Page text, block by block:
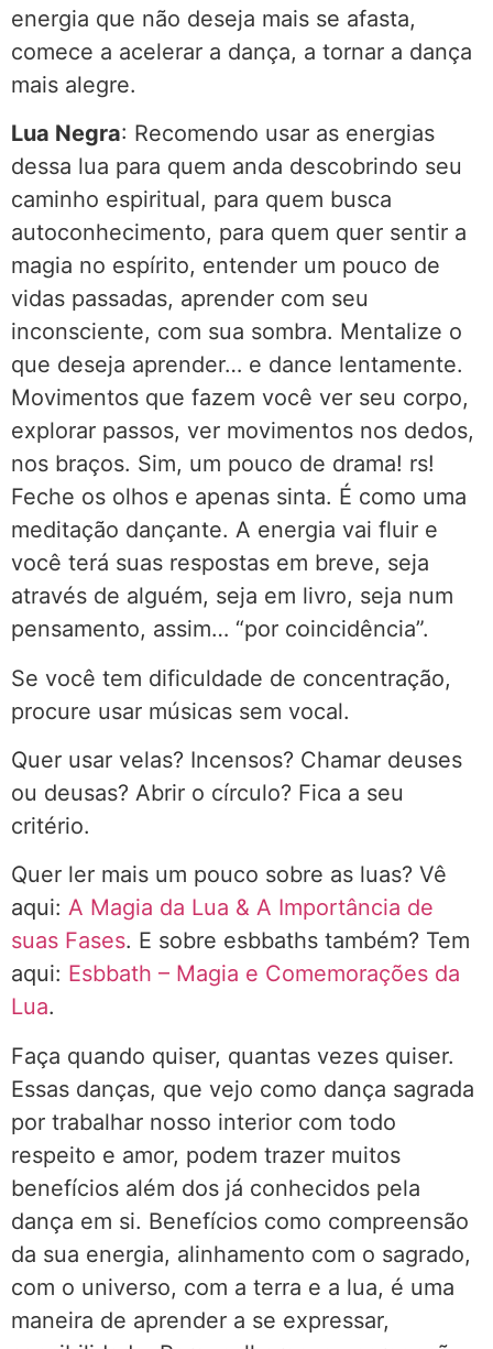
energia que não deseja mais se afasta,
comece a acelerar a dança, a tornar a dança
mais alegre.
Lua Negra: Recomendo usar as energias
dessa lua para quem anda descobrindo seu
caminho espiritual, para quem busca
autoconhecimento, para quem quer sentir a
magia no espírito, entender um pouco de
vidas passadas, aprender com seu
inconsciente, com sua sombra. Mentalize o
que deseja aprender… e dance lentamente.
Movimentos que fazem você ver seu corpo,
explorar passos, ver movimentos nos dedos,
nos braços. Sim, um pouco de drama! rs!
Feche os olhos e apenas sinta. É como uma
meditação dançante. A energia vai fluir e
você terá suas respostas em breve, seja
através de alguém, seja em livro, seja num
pensamento, assim… “por coincidência”.
Se você tem dificuldade de concentração,
procure usar músicas sem vocal.
Quer usar velas? Incensos? Chamar deuses
ou deusas? Abrir o círculo? Fica a seu
critério.
Quer ler mais um pouco sobre as luas? Vê
aqui: A Magia da Lua & A Importância de
suas Fases. E sobre esbbaths também? Tem
aqui: Esbbath – Magia e Comemorações da
Lua.
Faça quando quiser, quantas vezes quiser.
Essas danças, que vejo como dança sagrada
por trabalhar nosso interior com todo
respeito e amor, podem trazer muitos
benefícios além dos já conhecidos pela
dança em si. Benefícios como compreensão
da sua energia, alinhamento com o sagrado,
com o universo, com a terra e a lua, é uma
maneira de aprender a se expressar,